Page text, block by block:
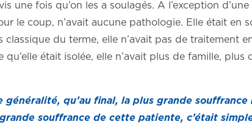
une fois qu’on les a soulagés. A l’exception d’une
le coup, n’avait aucune pathologie. Elle était en
du terme, elle n’avait pas de traitement
était isolée, elle n’avait plus de famille, plus
qu’au final, la plus grande souffrance
souffrance de cette patiente, c’était